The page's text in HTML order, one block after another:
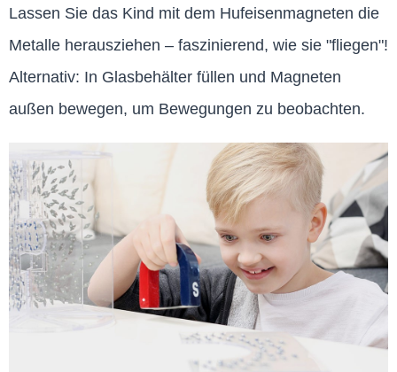
Lassen Sie das Kind mit dem Hufeisenmagneten die
Metalle herausziehen – faszinierend, wie sie "fliegen"!
Alternativ: In Glasbehälter füllen und Magneten
außen bewegen, um Bewegungen zu beobachten.